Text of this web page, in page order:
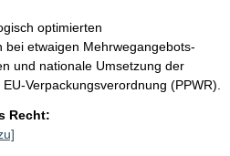
optimierten
bei etwaigen Mehrwegangebots-
und nationale Umsetzung der
Verpackungsverordnung (PPWR).
Recht: